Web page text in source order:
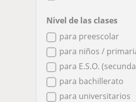
Nivel de las clases
para preescolar
para niños /
para E.S.O.
para bachillerato
para universitarios